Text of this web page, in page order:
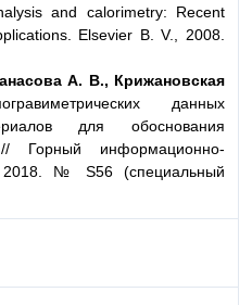
and calorimetry: Recent
Elsevier B. V., 2008.
А. В., Крижановская
данных
для обоснования
// Горный информационно-
2018. № S56 (специальный